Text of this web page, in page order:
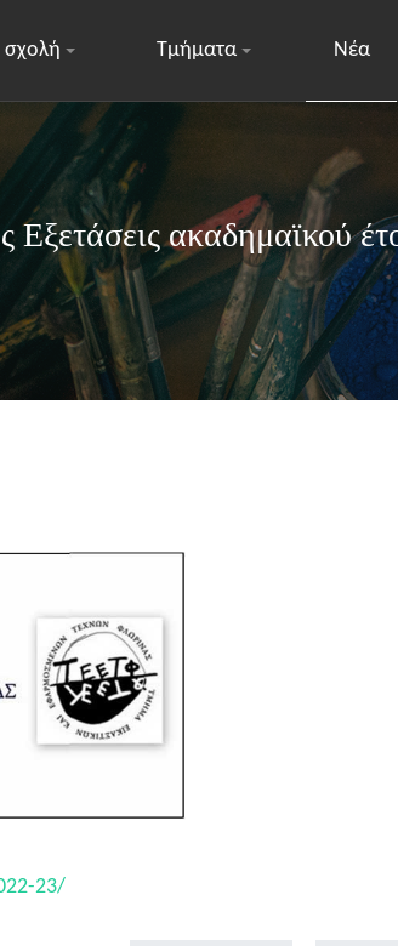
σχολή Τμήματα Νέα
Εξετάσεις ακαδημαϊκού
23/